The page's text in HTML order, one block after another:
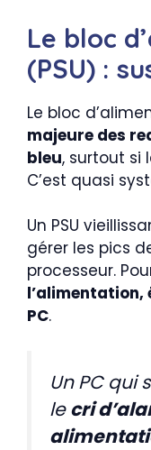
Le bloc
(PSU) :
Le bloc
majeure des
bleu, surtout si
C’est quasi
Un PSU
gérer les pics
processeur.
PC.
Un PC qui
lecri